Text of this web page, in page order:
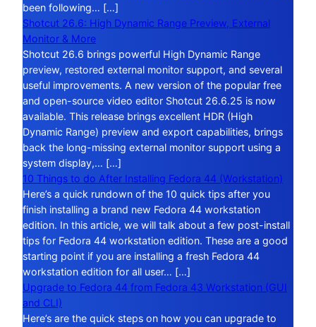
been following… […]
Shotcut 26.6: High Dynamic Range Preview, External
Monitor & More
Shotcut 26.6 brings powerful High Dynamic Range
preview, restored external monitor support, and several
useful improvements. A new version of the popular free
and open-source video editor Shotcut 26.6.25 is now
available. This release brings excellent HDR (High
Dynamic Range) preview and export capabilities, brings
back the long-missing external monitor support using a
system display,… […]
10 Things to do After Installing Fedora 44 (Workstation)
Here’s a quick rundown of the 10 quick tips after you
finish installing a brand new Fedora 44 workstation
edition. In this article, we will talk about a few post-install
tips for Fedora 44 workstation edition. These are a good
starting point if you are installing a fresh Fedora 44
workstation edition for all user… […]
Upgrade to Fedora 44 from Fedora 43 Workstation (GUI
and CLI)
Here’s are the quick steps on how you can upgrade to